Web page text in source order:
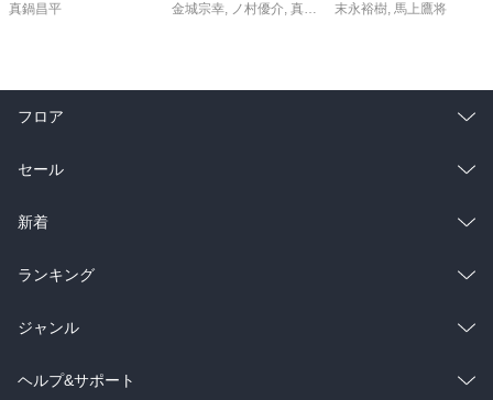
真鍋昌平
金城宗幸, ノ村優介, 真島ヒロ ,宮島礼吏,新川直司
末永裕樹, 馬上鷹将
フロア
総合
ラノベ
雑誌・グラビア
BL・TL
セール
総合
ラノベ
雑誌・グラビア
BL・TL
新着
総合
ラノベ
雑誌・グラビア
ランキング
総合
ラノベ
ジャンル
コミック
ヘルプ&サポート